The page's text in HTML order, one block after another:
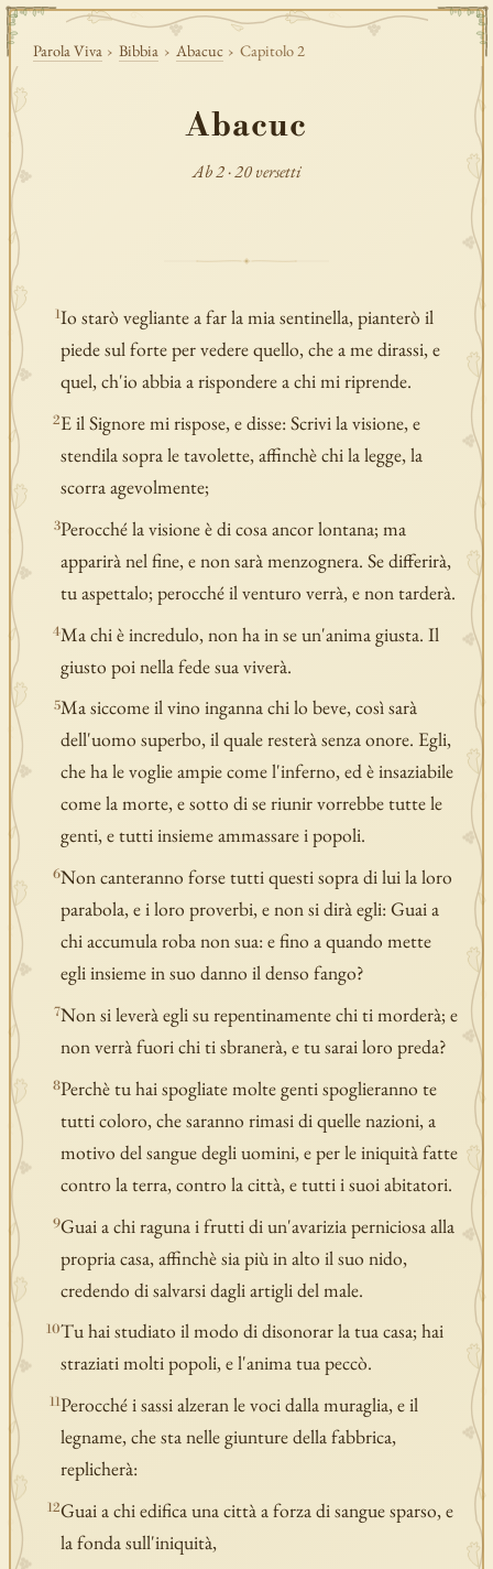
Parola Viva › Bibbia › Abacuc › Capitolo 2
Abacuc
Ab 2 · 20 versetti
1Io starò vegliante a far la mia sentinella, pianterò il
piede sul forte per vedere quello, che a me dirassi, e
quel, ch'io abbia a rispondere a chi mi riprende.
2E il Signore mi rispose, e disse: Scrivi la visione, e
stendila sopra le tavolette, affinchè chi la legge, la
scorra agevolmente;
3Perocché la visione è di cosa ancor lontana; ma
apparirà nel fine, e non sarà menzognera. Se differirà,
tu aspettalo; perocché il venturo verrà, e non tarderà.
4Ma chi è incredulo, non ha in se un'anima giusta. Il
giusto poi nella fede sua viverà.
5Ma siccome il vino inganna chi lo beve, così sarà
dell'uomo superbo, il quale resterà senza onore. Egli,
che ha le voglie ampie come l'inferno, ed è insaziabile
come la morte, e sotto di se riunir vorrebbe tutte le
genti, e tutti insieme ammassare i popoli.
6Non canteranno forse tutti questi sopra di lui la loro
parabola, e i loro proverbi, e non si dirà egli: Guai a
chi accumula roba non sua: e fino a quando mette
egli insieme in suo danno il denso fango?
7Non si leverà egli su repentinamente chi ti morderà; e
non verrà fuori chi ti sbranerà, e tu sarai loro preda?
8Perchè tu hai spogliate molte genti spoglieranno te
tutti coloro, che saranno rimasi di quelle nazioni, a
motivo del sangue degli uomini, e per le iniquità fatte
contro la terra, contro la città, e tutti i suoi abitatori.
9Guai a chi raguna i frutti di un'avarizia perniciosa alla
propria casa, affinchè sia più in alto il suo nido,
credendo di salvarsi dagli artigli del male.
10Tu hai studiato il modo di disonorar la tua casa; hai
straziati molti popoli, e l'anima tua peccò.
11Perocché i sassi alzeran le voci dalla muraglia, e il
legname, che sta nelle giunture della fabbrica,
replicherà:
12Guai a chi edifica una città a forza di sangue sparso, e
la fonda sull'iniquità,